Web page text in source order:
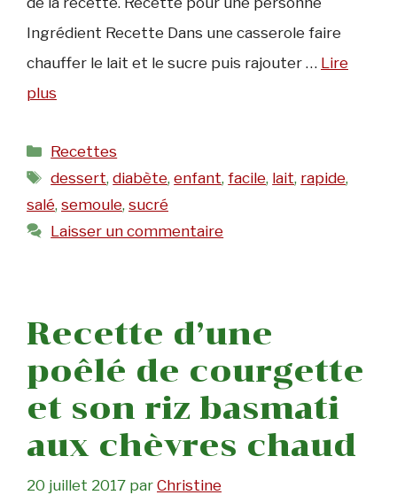
Ingrédient Recette Dans une casserole faire
chauffer le lait et le sucre puis rajouter … Lire
plus
Catégories
Recettes
Étiquettes
dessert,diabète,enfant,facile, lait, rapide,
salé, semoule, sucré
Laisser un commentaire
Recette d’une
poêlé de courgette
et son riz basmati
aux chèvres chaud
20 juillet 2017 par Christine